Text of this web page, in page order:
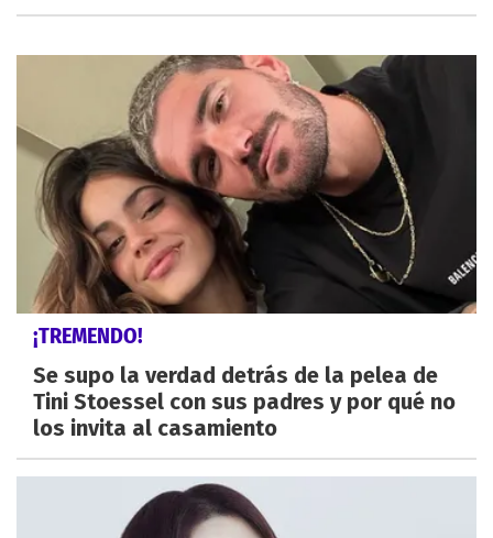
¡TREMENDO!
Se supo la verdad detrás de la pelea de
Tini Stoessel con sus padres y por qué no
los invita al casamiento